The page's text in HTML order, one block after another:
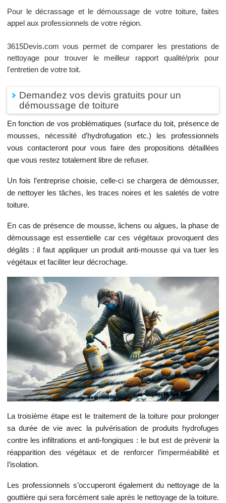
Pour le décrassage et le démoussage de votre toiture, faites
appel aux professionnels de votre région.
3615Devis.com vous permet de comparer les prestations de
nettoyage pour trouver le meilleur rapport qualité/prix pour
l'entretien de votre toit.
Demandez vos devis gratuits pour un
démoussage de toiture
En fonction de vos problématiques (surface du toit, présence de
mousses, nécessité d’hydrofugation etc.) les professionnels
vous contacteront pour vous faire des propositions détaillées
que vous restez totalement libre de refuser.
Un fois l’entreprise choisie, celle-ci se chargera de démousser,
de nettoyer les tâches, les traces noires et les saletés de votre
toiture.
En cas de présence de mousse, lichens ou algues, la phase de
démoussage est essentielle car ces végétaux provoquent des
dégâts : il faut appliquer un produit anti-mousse qui va tuer les
végétaux et faciliter leur décrochage.
La troisième étape est le traitement de la toiture pour prolonger
sa durée de vie avec la pulvérisation de produits hydrofuges
contre les infiltrations et anti-fongiques : le but est de prévenir la
réapparition des végétaux et de renforcer l’imperméabilité et
l’isolation.
Les professionnels s’occuperont également du nettoyage de la
gouttière qui sera forcément sale après le nettoyage de la toiture.